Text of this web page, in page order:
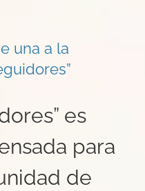
una a la
es
para
de